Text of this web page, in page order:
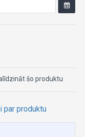
par produktu
šo produktu